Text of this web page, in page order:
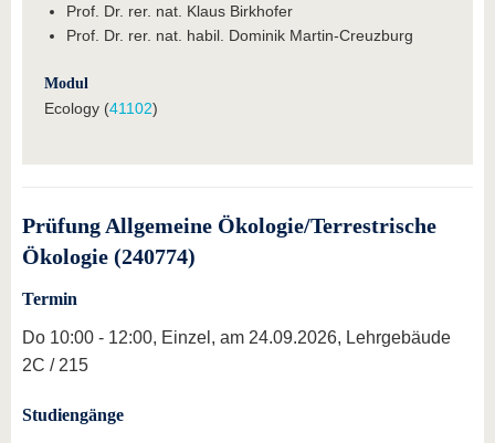
Prof. Dr. rer. nat. Klaus Birkhofer
Prof. Dr. rer. nat. habil. Dominik Martin-Creuzburg
Modul
Ecology (41102)
Prüfung Allgemeine Ökologie/Terrestrische
Ökologie (240774)
Termin
Do 10:00 - 12:00, Einzel, am 24.09.2026, Lehrgebäude
2C / 215
Studiengänge